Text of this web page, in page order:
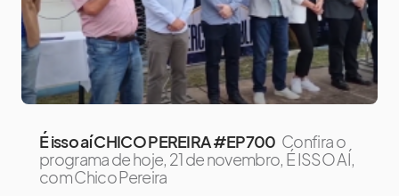
É isso aí CHICO PEREIRA #EP700 Confira o
programa de hoje, 21 de novembro, É ISSO AÍ,
com Chico Pereira